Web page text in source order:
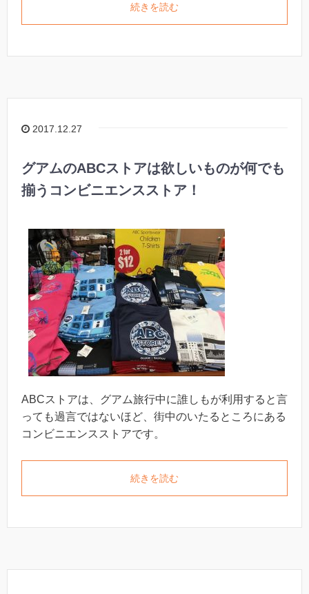
続きを読む
2017.12.27
グアムのABCストアは欲しいものが何でも
揃うコンビニエンスストア！
ABCストアは、グアム旅行中に誰しもが利用すると言
っても過言ではないほど、街中のいたるところにある
コンビニエンスストアです。
続きを読む